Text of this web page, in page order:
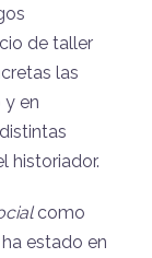
de taller
las
y en
historiador.
como
estado en